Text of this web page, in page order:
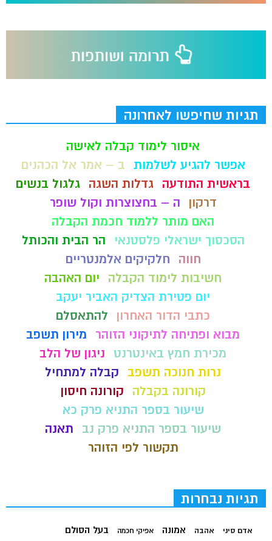
תגיות שחיפשו לאחרונה
איסור לימוד קבלה לאישה
אפשר להגיע לשלמות ב – אמר אל הכהנים
בראשית התודעה גדלות השגה גלגול בנשים
דרקון
ה – בחצוצרות וקול שופר
האם מותר ללמוד חכמת הקבלה
הסכסוך ישראלי פלסטנאי
הר הבית והכותל
חווה
חלקיקים אלמנטריים
חשיבות לימוד הקבלה
יום האהבה
יום פטירת הצדיק האביר יעקב
כתבי הדור האחרון
להתאסלם
מבוא ופתיחה לתיקוני הזוהר
מירון תשפב
מכירת חמץ באינטרנט
ניגון של הלב
נרות חנוכה תשפב
קבלה למתחיל
קורונה בקבלה
קורונה חיסון
שיעור בספר התניא פרק כא
שיעור בספר התניא פרק נב
תאנה
תקשור לפי הזוהר
תגיות נבחרות
אדם סיני אהבה אמונה אפיקי חכמה בעל הסולם